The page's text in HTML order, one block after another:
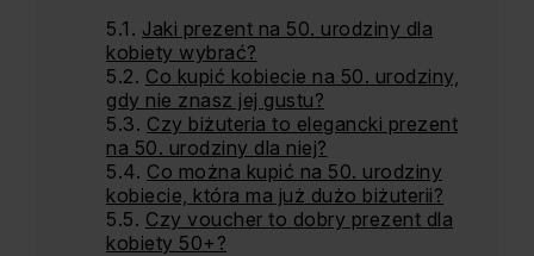
Jaki prezent na 50. urodziny dla
kobiety wybrać?
Co kupić kobiecie na 50. urodziny,
gdy nie znasz jej gustu?
Czy biżuteria to elegancki prezent
na 50. urodziny dla niej?
Co można kupić na 50. urodziny
kobiecie, która ma już dużo biżuterii?
Czy voucher to dobry prezent dla
kobiety 50+?